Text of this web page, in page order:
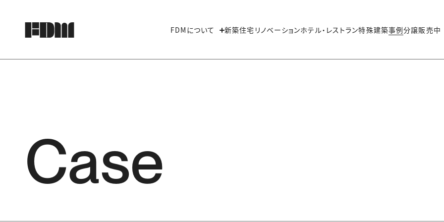
FDMについて 新築住宅 リノベーションホテル・レストラン特殊建築事例分譲販売中
Case